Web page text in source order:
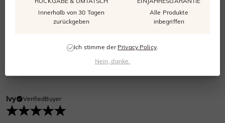
VerifiedBuyer
Sehr prächtiger Ring. Sehr zu empfehlen
Ivy VerifiedBuyer
Innerhalb von 30 Tagen
zurückgeben
Alle Produkte
inbegriffen
Ich stimme der Privacy Policy.
Nein, danke.